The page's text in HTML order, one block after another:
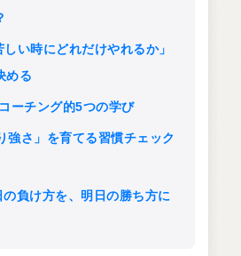
い時にどれだけやれるか」
める
ーチング的5つの学び
さ」を育てる習慣チェック
負け方を、明日の勝ち方に